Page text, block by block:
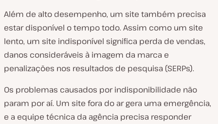
Além de alto desempenho, um site também precisa
estar disponível o tempo todo. Assim como um site
lento, um site indisponível significa perda de vendas,
danos consideráveis à imagem da marca e
penalizações nos resultados de pesquisa (SERPs).
Os problemas causados por indisponibilidade não
param por aí. Um site fora do ar gera uma emergência,
e a equipe técnica da agência precisa responder